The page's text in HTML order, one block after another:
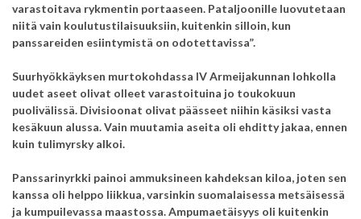
varastoitava rykmentin portaaseen. Pataljoonille luovutetaan
niitä vain koulutustilaisuuksiin, kuitenkin silloin, kun
panssareiden esiintymistä on odotettavissa”.
Suurhyökkäyksen murtokohdassa IV Armeijakunnan lohkolla
uudet aseet olivat olleet varastoituina jo toukokuun
puolivälissä. Divisioonat olivat päässeet niihin käsiksi vasta
kesäkuun alussa. Vain muutamia aseita oli ehditty jakaa, ennen
kuin tulimyrsky alkoi.
Panssarinyrkki painoi ammuksineen kahdeksan kiloa, joten sen
kanssa oli helppo liikkua, varsinkin suomalaisessa metsäisessä
ja kumpuilevassa maastossa. Ampumaetäisyys oli kuitenkin